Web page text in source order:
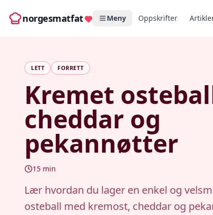
norgesmatfat Meny Oppskrifter
LETT FORRETT
Kremet
cheddar og
pekannøtter
15 min
Lær hvordan du lager en enkel og
osteball med kremost, cheddar og